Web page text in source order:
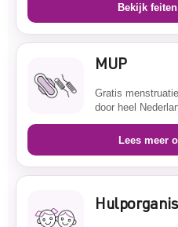
Bekijk
MUP
Gratis
door heel
Lees meer